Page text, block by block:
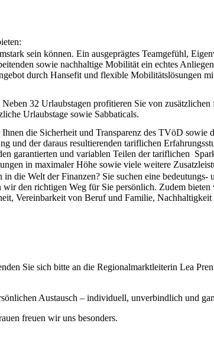
sein können. Ein ausgeprägtes Teamgefühl,
sowie nachhaltige Mobilität ein echtes
durch Hansefit und flexible Mobilitätslösungen
32 Urlaubstagen profitieren Sie von
Urlaubstage sowie Sabbaticals.
die Sicherheit und Transparenz des TVöD
und der daraus resultierenden tariflichen
garantierten und variablen Teilen der tariflichen
in maximaler Höhe sowie viele weitere
die Welt der Finanzen? Sie suchen eine
den richtigen Weg für Sie persönlich. Zudem
Vereinbarkeit von Beruf und Familie, Nachhaltigkeit
Sie sich bitte an die Regionalmarktleiterin Lea
Austausch – individuell, unverbindlich und
freuen wir uns besonders.